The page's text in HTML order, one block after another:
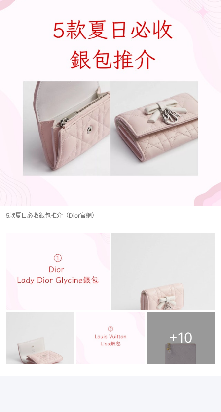
5款夏日必收銀包推介（Dior官網）
+10